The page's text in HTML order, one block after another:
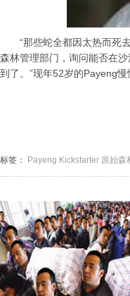
“那些蛇全都因太热而死去
森林管理部门，询问能否在
到了。”现年52岁的Payeng慢
标签： Payeng Kickstarter 原始森